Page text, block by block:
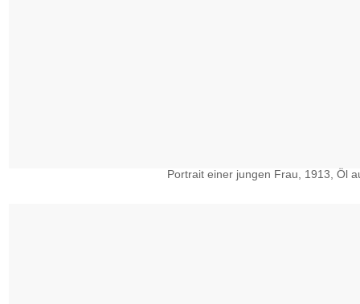
Portrait einer jungen Frau, 1913, Öl